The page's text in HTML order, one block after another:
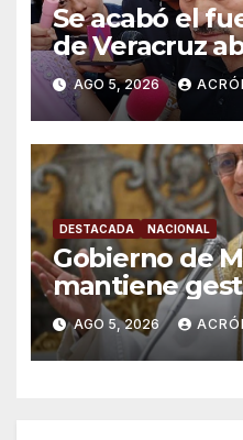
Se acabó el
de Veracruz
proceso
de Úrsulo
AGO 5, 2026
DESTACADA NACIONAL
Gobierno de
mantiene
el Papa León
AGO 5, 2026